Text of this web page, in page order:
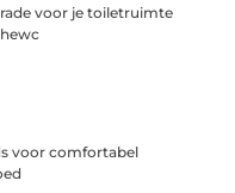
voor je toiletruimte
voor comfortabel